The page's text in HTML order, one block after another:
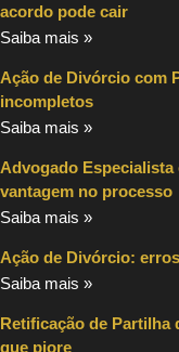
acordo pode cair
Saiba mais »
Ação de Divórcio com
incompletos
Saiba mais »
Advogado
vantagem no processo
Saiba mais »
Ação de Divórcio:
Saiba mais »
Retificação de Partilha
que piore